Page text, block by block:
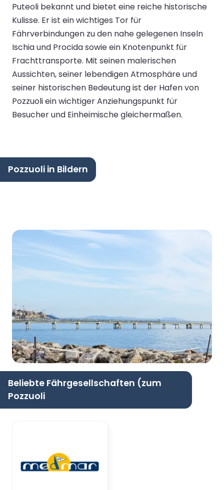
Puteoli bekannt und bietet eine reiche historische
Kulisse. Er ist ein wichtiges Tor für
Fährverbindungen zu den nahe gelegenen Inseln
Ischia und Procida sowie ein Knotenpunkt für
Frachttransporte. Mit seinen malerischen
Aussichten, seiner lebendigen Atmosphäre und
seiner historischen Bedeutung ist der Hafen von
Pozzuoli ein wichtiger Anziehungspunkt für
Besucher und Einheimische gleichermaßen.
Pozzuoli in Bildern
Beliebte Fährgesellschaften (zum
Pozzuoli